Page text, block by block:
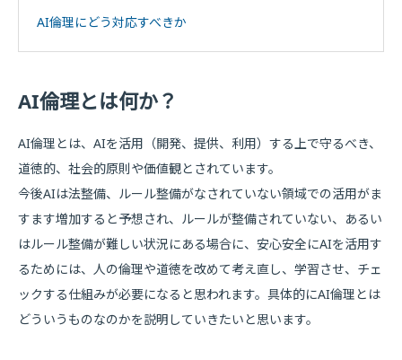
AI倫理にどう対応すべきか
AI倫理とは何か？
AI倫理とは、AIを活用（開発、提供、利用）する上で守るべき、
道徳的、社会的原則や価値観とされています。
今後AIは法整備、ルール整備がなされていない領域での活用がま
すます増加すると予想され、ルールが整備されていない、あるい
はルール整備が難しい状況にある場合に、安心安全にAIを活用す
るためには、人の倫理や道徳を改めて考え直し、学習させ、チェ
ックする仕組みが必要になると思われます。具体的にAI倫理とは
どういうものなのかを説明していきたいと思います。